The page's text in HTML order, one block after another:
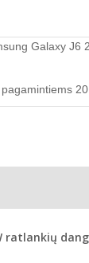
Galaxy J6
ratlankių